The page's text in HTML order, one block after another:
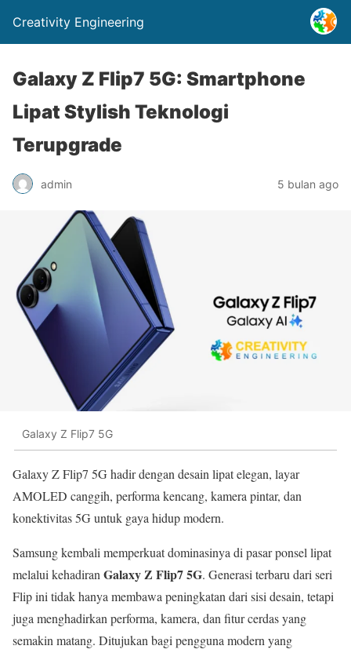
Creativity Engineering
Galaxy Z Flip7 5G: Smartphone
Lipat Stylish Teknologi
Terupgrade
admin 5 bulan ago
Galaxy Z Flip7 5G
Galaxy Z Flip7 5G hadir dengan desain lipat elegan, layar
AMOLED canggih, performa kencang, kamera pintar, dan
konektivitas 5G untuk gaya hidup modern.
Samsung kembali memperkuat dominasinya di pasar ponsel lipat
melalui kehadiran Galaxy Z Flip7 5G. Generasi terbaru dari seri
Flip ini tidak hanya membawa peningkatan dari sisi desain, tetapi
juga menghadirkan performa, kamera, dan fitur cerdas yang
semakin matang. Ditujukan bagi pengguna modern yang